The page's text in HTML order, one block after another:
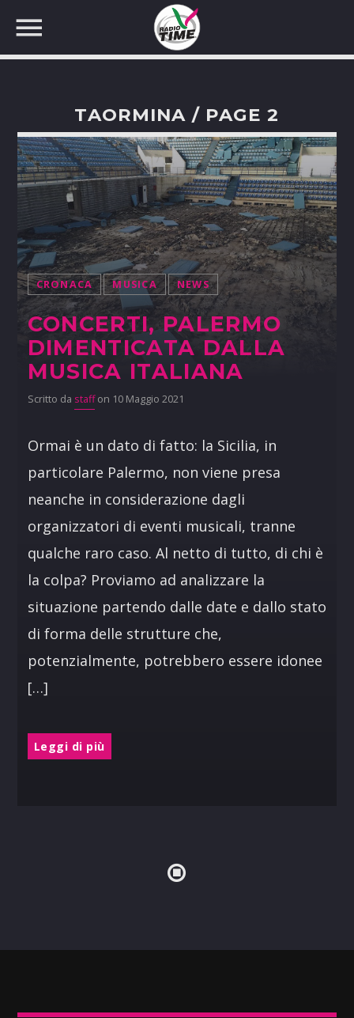
CERCA NEL SITO WEB:
TAORMINA / PAGE 2
CRONACA MUSICA NEWS
CONCERTI, PALERMO
DIMENTICATA DALLA
MUSICA ITALIANA
Scritto da staffon 10 Maggio 2021
Ormai è un dato di fatto: la Sicilia, in
particolare Palermo, non viene presa
neanche in considerazione dagli
organizzatori di eventi musicali, tranne
qualche raro caso. Al netto di tutto, di chi è
la colpa? Proviamo ad analizzare la
situazione partendo dalle date e dallo stato
di forma delle strutture che,
potenzialmente, potrebbero essere idonee
[…]
Leggi di più